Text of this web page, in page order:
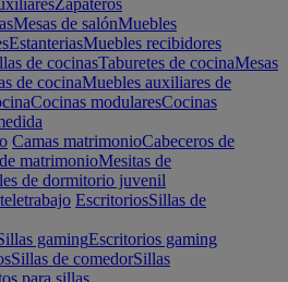
Zapateros
Mesas de salónMuebles
EstanteriasMuebles recibidores
de cocinasTaburetes de cocinaMesas
de cocinaMuebles auxiliares de
Cocinas modularesCocinas
Camas matrimonioCabeceros de
matrimonioMesitas de
de dormitorio juvenil
EscritoriosSillas de
gamingEscritorios gaming
Sillas de comedorSillas
para sillas